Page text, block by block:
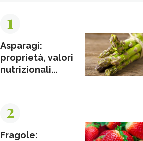
1
Asparagi:
proprietà, valori
nutrizionali...
2
Fragole: